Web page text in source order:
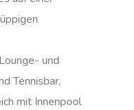
und
Tennisbar,
mit Innenpool